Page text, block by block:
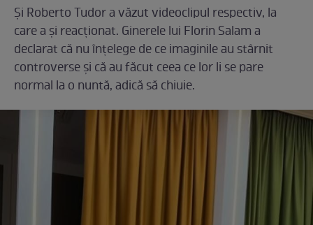
Și Roberto Tudor a văzut videoclipul respectiv, la
care a și reacționat. Ginerele lui Florin Salam a
declarat că nu înțelege de ce imaginile au stârnit
controverse și că au făcut ceea ce lor li se pare
normal la o nuntă, adică să chiuie.